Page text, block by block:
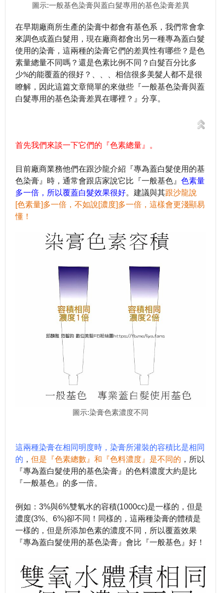
圖示:一般基色染膏與蓋白髮專用的基色染膏差異
在早期廠商所生產的染膏中都會有基色系，我們常會拿
來調色或蓋白髮用，現在廠商都會出另一種專為蓋白髮
使用的染膏，這兩種的染膏它們的差異性有哪些？是色
素量總量不同嗎？還是色素比例不同？白髮百分比多
少%的能覆蓋的很好？、、、相信很多美髮人都不是很
瞭解，因此這篇文章簡單的來做些『一般基色染膏與蓋
白髮專用的基色染膏差異在哪裡？』分享。
首先我們來談一下它們的『色素總量』。
目前廠商業務他們在跟沙龍介紹『專為蓋白髮使用的基
色染膏』時，通常會跟店家說它比『一般基色』 色素量
多一倍，所以覆蓋白髮效果很好。建議與其跟沙龍說
[色素量]多一倍，不如說[濃度]多一倍，這樣會更淺顯易
懂！
圖示:染膏色素濃度不同
這兩種染膏在相同明度時，染膏所灌裝的容積比是相同
的 ， 但是『色素總數』和『色料濃度』是不同的 ，所以
『專為蓋白髮使用的基色染膏』的色料濃度大約是比
『一般基色』的多一倍。
例如： 3%與6%雙氧水的容積(1000cc)是一樣的，但是
濃度(3% 6%)卻不同！同樣的，這兩種染膏的體積是
一樣的，但是所添加色素的濃度不同，所以覆蓋效果
『專為蓋白髮使用的基色染膏』會比『一般基色』好！